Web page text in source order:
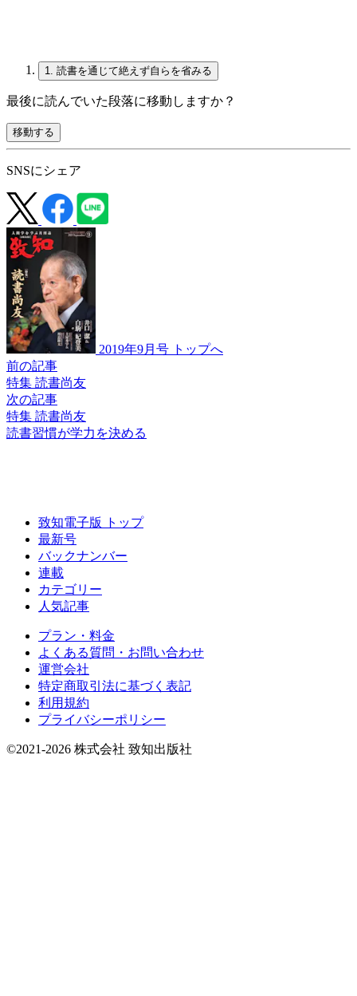
1. 読書を通じて絶えず自らを省みる
最後に読んでいた段落に移動しますか？
移動する
SNSにシェア
2019年9月号 トップへ
前の記事
特集 読書尚友
次の記事
特集 読書尚友
読書習慣が学力を決める
致知電子版 トップ
最新号
バックナンバー
連載
カテゴリー
人気記事
プラン・料金
よくある質問・お問い合わせ
運営会社
特定商取引法に基づく表記
利用規約
プライバシーポリシー
©2021-2026 株式会社 致知出版社